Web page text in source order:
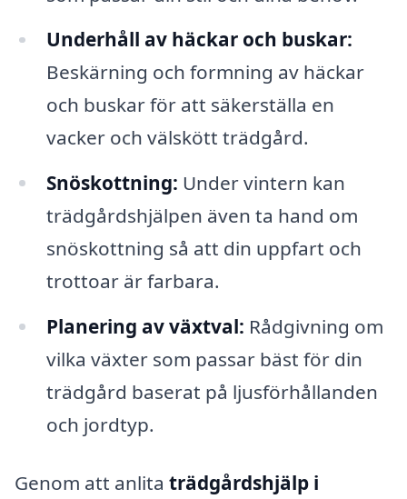
Underhåll av häckar och buskar:
Beskärning och formning av häckar
och buskar för att säkerställa en
vacker och välskött trädgård.
Snöskottning: Under vintern kan
trädgårdshjälpen även ta hand om
snöskottning så att din uppfart och
trottoar är farbara.
Planering av växtval: Rådgivning om
vilka växter som passar bäst för din
trädgård baserat på ljusförhållanden
och jordtyp.
Genom att anlita trädgårdshjälp i